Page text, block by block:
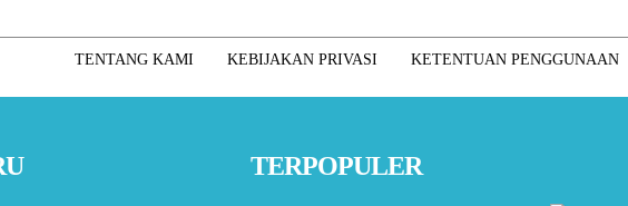
TENTANG KAMI KEBIJAKAN PRIVASI KETENTUAN PENGGUNAAN
TERPOPULER